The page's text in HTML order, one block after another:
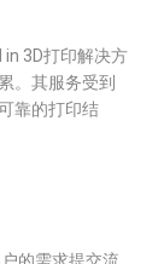
3D打印解决方
。其服务受到
靠的打印结